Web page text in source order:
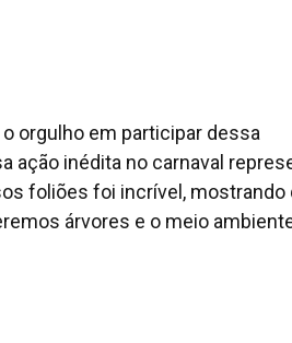
orgulho em participar dessa
ação inédita no carnaval
foliões foi incrível, mostrando
árvores e o meio